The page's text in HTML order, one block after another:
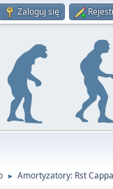
Zaloguj się
► Amortyzatory: Rst